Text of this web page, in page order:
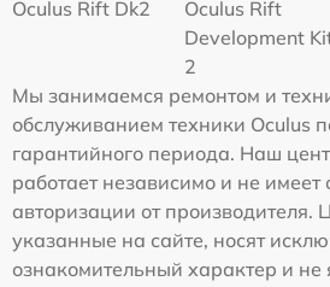
Oculus Rift Dk2
Oculus Rift
Development
2
Мы занимаемся ремонтом и
обслуживанием техники Oculus
гарантийного периода. Наш
работает независимо и не
авторизации от производителя.
указанные на сайте, носят
ознакомительный характер и не